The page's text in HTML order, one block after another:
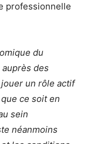
professionnelle
du
des
un rôle actif
ce soit en
sein
néanmoins